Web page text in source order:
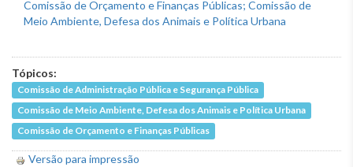
Tópicos:
Comissão de Administração Pública e Segurança Pública
Comissão de Meio Ambiente, Defesa dos Animais e Política Urbana
Comissão de Orçamento e Finanças Públicas
Versão para impressão